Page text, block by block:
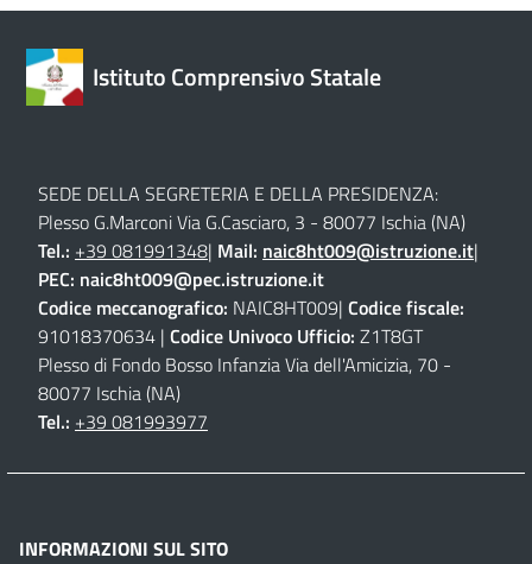
Istituto Comprensivo Statale
SEDE DELLA SEGRETERIA E DELLA PRESIDENZA:
Plesso G.Marconi Via G.Casciaro, 3 - 80077 Ischia (NA)
Tel.: +39 081991348| Mail: naic8ht009@istruzione.it|
PEC: naic8ht009@pec.istruzione.it
Codice meccanografico: NAIC8HT009| Codice fiscale:
91018370634 | Codice Univoco Ufficio: Z1T8GT
Plesso di Fondo Bosso Infanzia Via dell'Amicizia, 70 -
80077 Ischia (NA)
Tel.: +39 081993977
INFORMAZIONI SUL SITO